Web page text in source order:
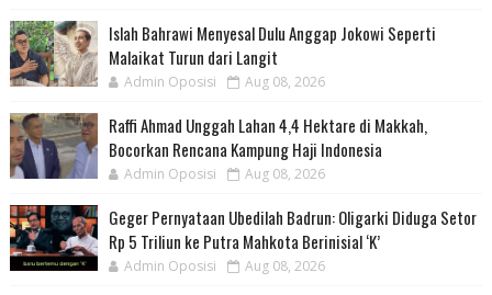
Islah Bahrawi Menyesal Dulu Anggap Jokowi Seperti
Malaikat Turun dari Langit
Admin Oposisi Aug 08, 2026
Raffi Ahmad Unggah Lahan 4,4 Hektare di Makkah,
Bocorkan Rencana Kampung Haji Indonesia
Admin Oposisi Aug 08, 2026
Geger Pernyataan Ubedilah Badrun: Oligarki Diduga Setor
Rp 5 Triliun ke Putra Mahkota Berinisial ‘K’
Admin Oposisi Aug 08, 2026